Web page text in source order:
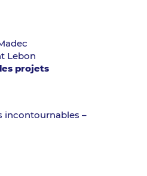
Lebon
projets
incontournables –